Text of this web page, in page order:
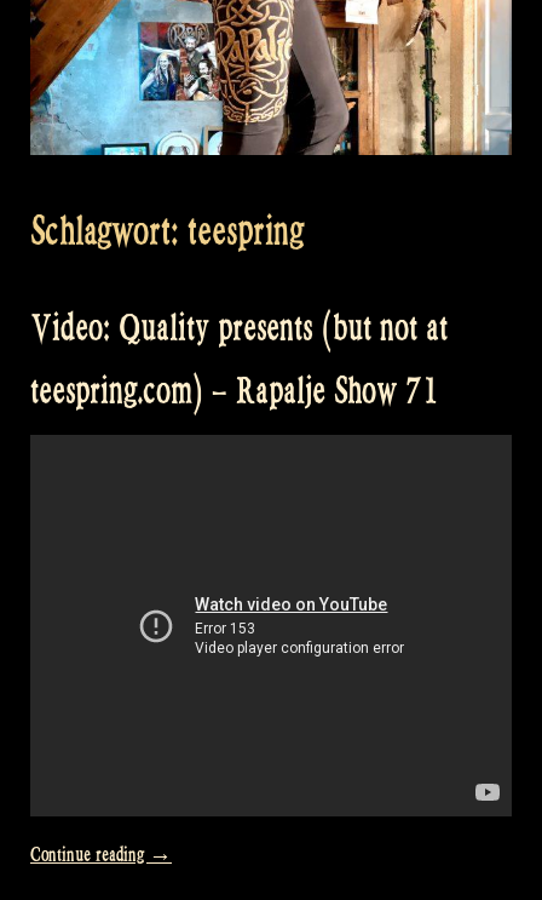
Schlagwort: teespring
Video: Quality presents (but not at
teespring.com) – Rapalje Show 71
Continue reading „Video:
→